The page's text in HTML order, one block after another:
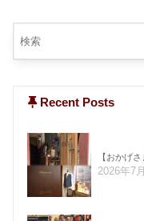
Recent Posts
【おかげ
2026年7